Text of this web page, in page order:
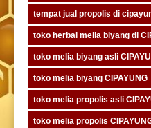
tempat jual propolis di
toko herbal melia biyang di
toko melia biyang asli
toko melia biyang CIPAYUNG
toko melia propolis asli
toko melia propolis